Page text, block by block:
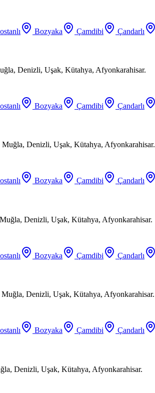
Bozyaka Çamdibi Çandarlı
Denizli, Uşak, Kütahya, Afyonkarahisar.
Bozyaka Çamdibi Çandarlı
Muğla, Denizli, Uşak, Kütahya, Afyonkarahisar.
Bozyaka Çamdibi Çandarlı
Denizli, Uşak, Kütahya, Afyonkarahisar.
Bozyaka Çamdibi Çandarlı
Denizli, Uşak, Kütahya, Afyonkarahisar.
Bozyaka Çamdibi Çandarlı
Denizli, Uşak, Kütahya, Afyonkarahisar.